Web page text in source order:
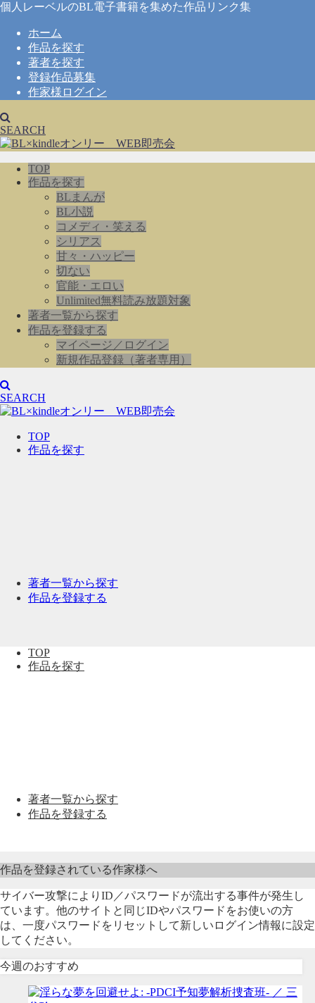
個人レーベルのBL電子書籍を集めた作品リンク集
ホーム
作品を探す
著者を探す
登録作品募集
作家様ログイン
SEARCH
TOP
作品を探す
BLまんが
BL小説
コメディ・笑える
シリアス
甘々・ハッピー
切ない
官能・エロい
Unlimited無料読み放題対象
著者一覧から探す
作品を登録する
マイページ／ログイン
新規作品登録（著者専用）
SEARCH
TOP
作品を探す
著者一覧から探す
作品を登録する
TOP
作品を探す
著者一覧から探す
作品を登録する
作品を登録されている作家様へ
サイバー攻撃によりID／パスワードが流出する事件が発生し
ています。他のサイトと同じIDやパスワードをお使いの方
は、一度パスワードをリセットして新しいログイン情報に設定
してください。
今週のおすすめ